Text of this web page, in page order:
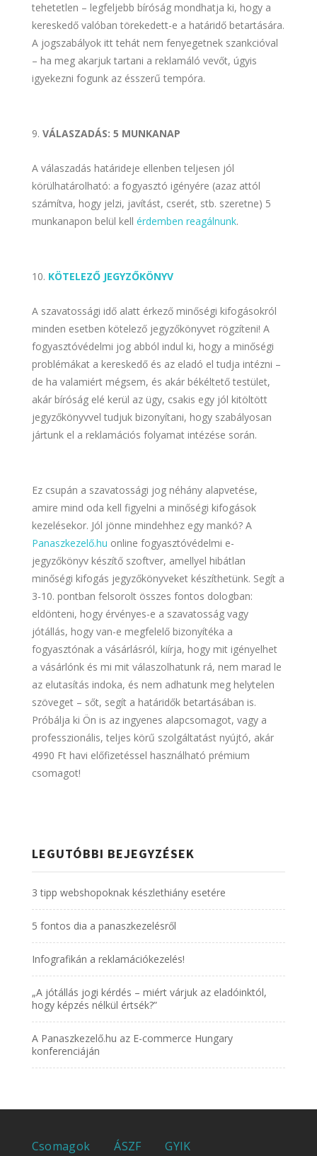
tehetetlen – legfeljebb bíróság mondhatja ki, hogy a
kereskedő valóban törekedett-e a határidő betartására.
A jogszabályok itt tehát nem fenyegetnek szankcióval
– ha meg akarjuk tartani a reklamáló vevőt, úgyis
igyekezni fogunk az ésszerű tempóra.
VÁLASZADÁS: 5 MUNKANAP
A válaszadás határideje ellenben teljesen jól
körülhatárolható: a fogyasztó igényére (azaz attól
számítva, hogy jelzi, javítást, cserét, stb. szeretne) 5
munkanapon belül kell érdemben reagálnunk.
KÖTELEZŐ JEGYZŐKÖNYV
A szavatossági idő alatt érkező minőségi kifogásokról
minden esetben kötelező jegyzőkönyvet rögzíteni! A
fogyasztóvédelmi jog abból indul ki, hogy a minőségi
problémákat a kereskedő és az eladó el tudja intézni –
de ha valamiért mégsem, és akár békéltető testület,
akár bíróság elé kerül az ügy, csakis egy jól kitöltött
jegyzőkönyvvel tudjuk bizonyítani, hogy szabályosan
jártunk el a reklamációs folyamat intézése során.
Ez csupán a szavatossági jog néhány alapvetése,
amire mind oda kell figyelni a minőségi kifogások
kezelésekor. Jól jönne mindehhez egy mankó? A
Panaszkezelő.hu online fogyasztóvédelmi e-
jegyzőkönyv készítő szoftver, amellyel hibátlan
minőségi kifogás jegyzőkönyveket készíthetünk. Segít a
3-10. pontban felsorolt összes fontos dologban:
eldönteni, hogy érvényes-e a szavatosság vagy
jótállás, hogy van-e megfelelő bizonyítéka a
fogyasztónak a vásárlásról, kiírja, hogy mit igényelhet
a vásárlónk és mi mit válaszolhatunk rá, nem marad le
az elutasítás indoka, és nem adhatunk meg helytelen
szöveget – sőt, segít a határidők betartásában is.
Próbálja ki Ön is az ingyenes alapcsomagot, vagy a
professzionális, teljes körű szolgáltatást nyújtó, akár
4990 Ft havi előfizetéssel használható prémium
csomagot!
LEGUTÓBBI BEJEGYZÉSEK
3 tipp webshopoknak készlethiány esetére
5 fontos dia a panaszkezelésről
Infografikán a reklamációkezelés!
„A jótállás jogi kérdés – miért várjuk az eladóinktól,
hogy képzés nélkül értsék?”
A Panaszkezelő.hu az E-commerce Hungary
konferenciáján
Csomagok ÁSZF GYIK